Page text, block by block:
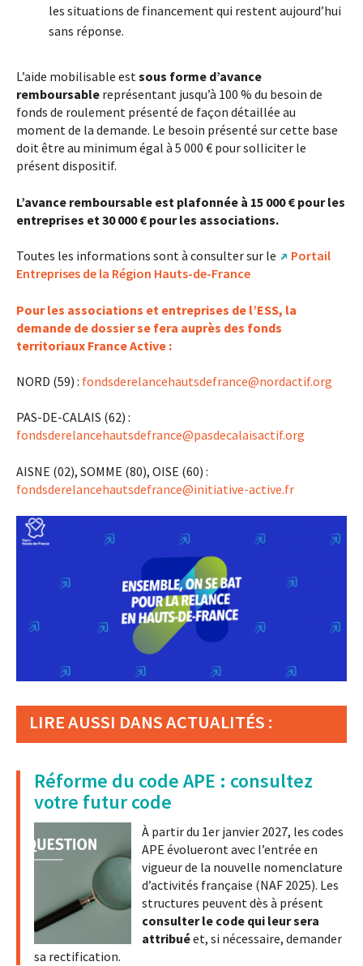
les situations de financement qui restent aujourd’hui
sans réponse.
L’aide mobilisable estsous forme d’avance
remboursable représentant jusqu’à 100 % du besoin de
fonds de roulement présenté de façon détaillée au
moment de la demande. Le besoin présenté sur cette base
doit être au minimum égal à 5 000 € pour solliciter le
présent dispositif.
L’avance remboursable est plafonnée à 15 000 € pour les
entreprises et 30 000 € pour les associations.
Toutes les informations sont à consulter sur le
Portail
Entreprises de la Région Hauts-de-France
Pour les associations et entreprises de l’ESS, la
demande de dossier se fera auprès des fonds
territoriaux France Active :
NORD (59) : fondsderelancehautsdefrance@nordactif.org
PAS-DE-CALAIS (62) :
fondsderelancehautsdefrance@pasdecalaisactif.org
AISNE (02), SOMME (80), OISE (60) :
fondsderelancehautsdefrance@initiative-active.fr
LIRE AUSSI DANS ACTUALITÉS :
Réforme du code APE : consultez
votre futur code
À partir du 1er janvier 2027, les codes
APE évolueront avec l’entrée en
vigueur de la nouvelle nomenclature
d’activités française (NAF 2025). Les
structures peuvent dès à présent
consulter le code qui leur sera
attribuéet, si nécessaire, demander
sa rectification.